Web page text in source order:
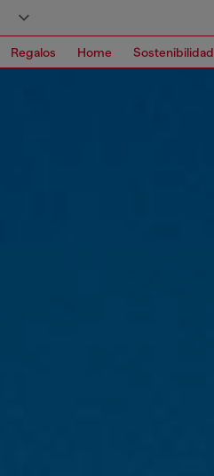
Regalos Home Sostenibilidad